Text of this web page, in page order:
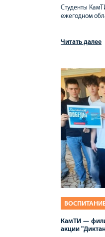
Студенты
ежегодном
Читать далее
КамТИ —
акции